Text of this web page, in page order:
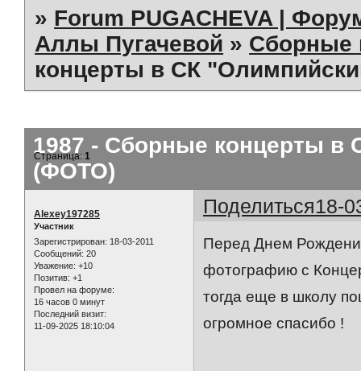
» Forum PUGACHEVA |
Аллы Пугачевой » Сборные
концерты в СК
1987 - Сборные концерты в
(ФОТО)
Страница:1
Поделиться18-
Alexey197285
Участник
Зарегистрирован: 18-03-2011
Сообщений: 20
Уважение: +10
Позитив: +1
Провел на форуме:
16 часов 0 минут
Последний визит:
11-09-2025 18:10:04
Перед Днем
фотографию с
тогда еще в школу
огромное спасибо !